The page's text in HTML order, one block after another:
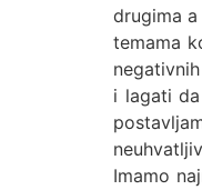
drugima
temama
i lagati
Imamo